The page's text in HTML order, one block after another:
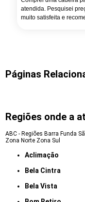
atendida. Pesquisei
muito satisfeita e
Páginas
Regiões onde a
ABC - Regiões Barra Funda
Zona Norte Zona Sul
Aclimação
Bela Cintra
Bela Vista